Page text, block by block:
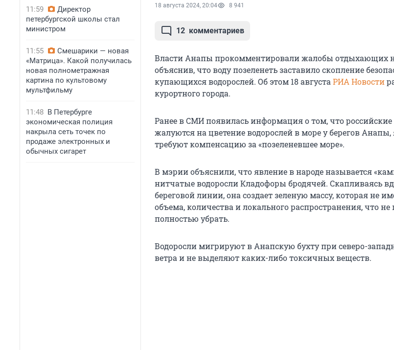
11:59
Директор
петербургской школы стал
министром
11:55
Смешарики — новая
«Матрица». Какой получилась
новая полнометражная
картина по культовому
мультфильму
11:48 В Петербурге
экономическая полиция
накрыла сеть точек по
продаже электронных и
обычных сигарет
18 августа 2024, 20:04 8 941
12 комментариев
Власти Анапы прокомментировали жалобы отдыхающих
объяснив, что воду позеленеть заставило скопление
купающихся водорослей. Об этом 18 августа РИА Новости
курортного города.
Ранее в СМИ появилась информация о том, что
жалуются на цветение водорослей в море у берегов
требуют компенсацию за «позеленевшее море».
В мэрии объяснили, что явление в народе называется
нитчатые водоросли Кладофоры бродячей. Скапливаясь
береговой линии, она создает зеленую массу, которая не
объема, количества и локального распространения, что не
полностью убрать.
Водоросли мигрируют в Анапскую бухту при северо-
ветра и не выделяют каких-либо токсичных веществ.